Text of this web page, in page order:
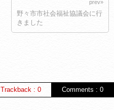
prev»
野々市市社会福祉協議会に行
きました
Comments : 0
Trackback : 0